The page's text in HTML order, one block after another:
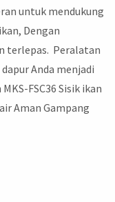
untuk mendukung
Dengan
terlepas. Peralatan
Anda menjadi
FSC36 Sisik ikan
Aman Gampang